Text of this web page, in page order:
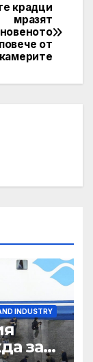
крадци
мразят
от
камерите
INDUSTRY
за